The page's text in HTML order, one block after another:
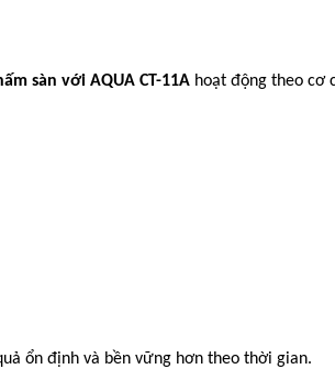
sàn với AQUA CT-11A hoạt động theo cơ
ổn định và bền vững hơn theo thời gian.